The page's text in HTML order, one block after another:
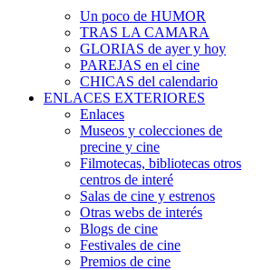
Un poco de HUMOR
TRAS LA CAMARA
GLORIAS de ayer y hoy
PAREJAS en el cine
CHICAS del calendario
ENLACES EXTERIORES
Enlaces
Museos y colecciones de
precine y cine
Filmotecas, bibliotecas otros
centros de interé
Salas de cine y estrenos
Otras webs de interés
Blogs de cine
Festivales de cine
Premios de cine